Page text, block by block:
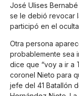
José Ulises
se le debió revocar
participó en el
Otra persona
probablemente sea
dice que “voy a ir a
coronel Nieto para
jefe del 41 Batallón